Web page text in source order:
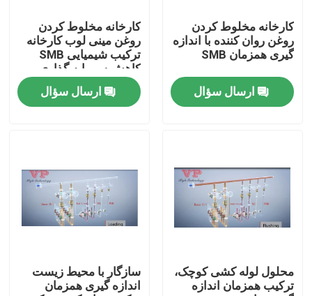
درباره ما
اخبار
درخواست نقل قول
کارخانه مخلوط کردن
روغن روان کننده با اندازه
گیری همزمان SMB
ارسال سؤال
کارخانه مخلوط کردن
روغن مینی لوب کارخانه
ترکیب شیمیایی SMB
کاهش سرمایه گذاری
ارسال سؤال
محلول لوله کشی کوچک،
ترکیب همزمان اندازه
سازگار با محیط زیست
اندازه گیری همزمان